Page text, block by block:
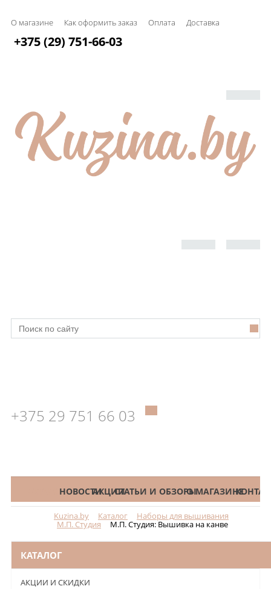
О магазине Как оформить заказ Оплата Доставка
+375 (29) 751-66-03
+375 29 751 66 03
КАТАЛОГНОВОСТИАКЦИИСТАТЬИ И ОБЗОРЫО МАГАЗИНЕ
Kuzina.by Каталог Наборы для вышивания
М.П. Студия М.П. Студия: Вышивка на канве
КАТАЛОГ
АКЦИИ И СКИДКИ